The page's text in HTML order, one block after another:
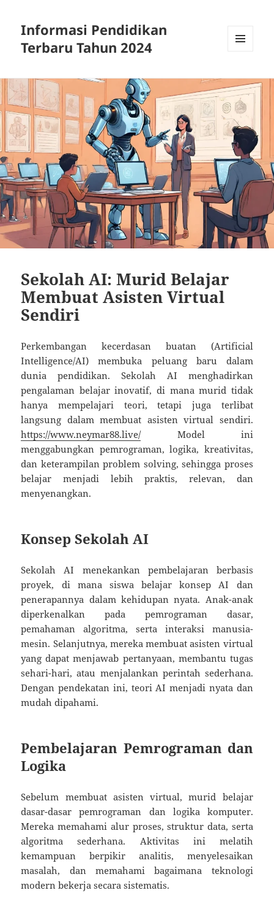
Informasi Pendidikan
Terbaru Tahun 2024
WIDGETS
Sekolah AI: Murid Belajar
Membuat Asisten Virtual
Sendiri
Perkembangan kecerdasan buatan (Artificial
Intelligence/AI) membuka peluang baru dalam
dunia pendidikan. Sekolah AI menghadirkan
pengalaman belajar inovatif, di mana murid tidak
hanya mempelajari teori, tetapi juga terlibat
langsung dalam membuat asisten virtual sendiri.
https://www.neymar88.live/Model ini
menggabungkan pemrograman, logika, kreativitas,
dan keterampilan problem solving, sehingga proses
belajar menjadi lebih praktis, relevan, dan
menyenangkan.
Konsep Sekolah AI
Sekolah AI menekankan pembelajaran berbasis
proyek, di mana siswa belajar konsep AI dan
penerapannya dalam kehidupan nyata. Anak-anak
diperkenalkan pada pemrograman dasar,
pemahaman algoritma, serta interaksi manusia-
mesin. Selanjutnya, mereka membuat asisten virtual
yang dapat menjawab pertanyaan, membantu tugas
sehari-hari, atau menjalankan perintah sederhana.
Dengan pendekatan ini, teori AI menjadi nyata dan
mudah dipahami.
Pembelajaran Pemrograman dan
Logika
Sebelum membuat asisten virtual, murid belajar
dasar-dasar pemrograman dan logika komputer.
Mereka memahami alur proses, struktur data, serta
algoritma sederhana. Aktivitas ini melatih
kemampuan berpikir analitis, menyelesaikan
masalah, dan memahami bagaimana teknologi
modern bekerja secara sistematis.